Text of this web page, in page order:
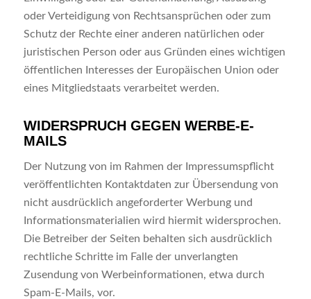
oder Verteidigung von Rechtsansprüchen oder zum
Schutz der Rechte einer anderen natürlichen oder
juristischen Person oder aus Gründen eines wichtigen
öffentlichen Interesses der Europäischen Union oder
eines Mitgliedstaats verarbeitet werden.
WIDERSPRUCH GEGEN WERBE-E-
MAILS
Der Nutzung von im Rahmen der Impressumspflicht
veröffentlichten Kontaktdaten zur Übersendung von
nicht ausdrücklich angeforderter Werbung und
Informationsmaterialien wird hiermit widersprochen.
Die Betreiber der Seiten behalten sich ausdrücklich
rechtliche Schritte im Falle der unverlangten
Zusendung von Werbeinformationen, etwa durch
Spam-E-Mails, vor.